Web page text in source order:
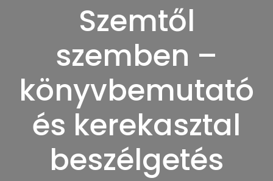
Szemtől
szemben –
könyvbemutató
és kerekasztal
beszélgetés